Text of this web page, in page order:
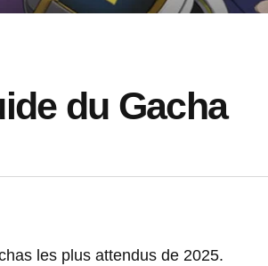
du Gacha
les plus attendus de 2025.